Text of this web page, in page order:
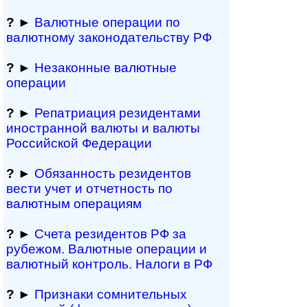
? ► Валютные операции по
валютному за­ко­но­да­тель­ст­ву РФ
? ► Незаконные валютные
операции
? ► Репатриация ре­зи­ден­та­ми
иностранной ва­лю­ты и валюты
Рос­сий­ской Федерации
? ► Обязанность резиден­тов
вести учет и отчетность по
валютным операциям
? ► Счета резидентов РФ за
рубежом. Валютные операции и
валютный контроль. Налоги в РФ
? ► Признаки сомнитель­ных